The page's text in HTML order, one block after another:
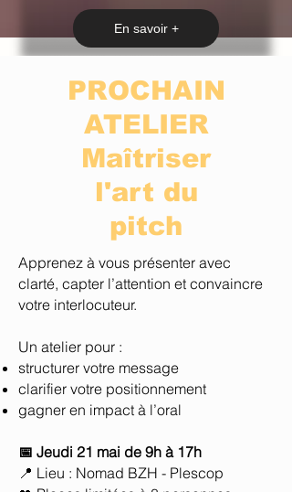
En savoir +
PROCHAIN
ATELIER
Maîtriser
l'art du
pitch
Apprenez à vous présenter avec
clarté, capter l’attention et convaincre
votre interlocuteur.
Un atelier pour :
structurer votre message
clarifier votre positionnement
gagner en impact à l’oral
📅 Jeudi 21 mai de 9h à 17h
📍 Lieu : Nomad BZH - Plescop